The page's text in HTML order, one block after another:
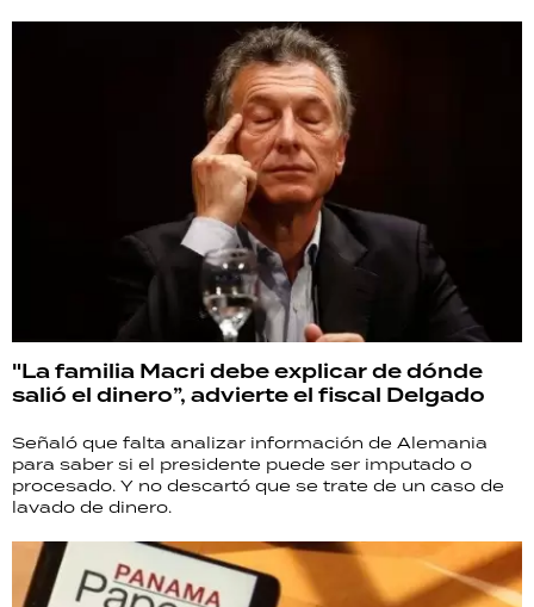
"La familia Macri debe explicar de dónde
salió el dinero”, advierte el fiscal Delgado
Señaló que falta analizar información de Alemania
para saber si el presidente puede ser imputado o
procesado. Y no descartó que se trate de un caso de
lavado de dinero.